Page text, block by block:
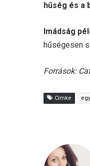
hűség és a
Imádság
hűségesen
Források:
Címke